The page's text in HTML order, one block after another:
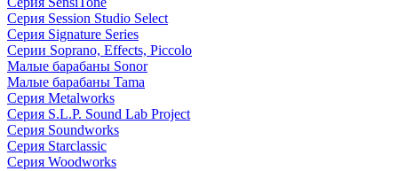
Серия Session Studio Select
Серия Signature Series
Серии Soprano, Effects, Piccolo
Малые барабаны Sonor
Малые барабаны Tama
Серия Metalworks
Серия S.L.P. Sound Lab Project
Серия Soundworks
Серия Starclassic
Серия Woodworks